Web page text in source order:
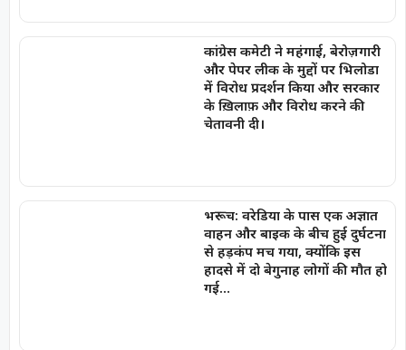
कांग्रेस कमेटी ने महंगाई, बेरोज़गारी
और पेपर लीक के मुद्दों पर भिलोडा
में विरोध प्रदर्शन किया और सरकार
के ख़िलाफ़ और विरोध करने की
चेतावनी दी।
भरूच: वरेडिया के पास एक अज्ञात
वाहन और बाइक के बीच हुई दुर्घटना
से हड़कंप मच गया, क्योंकि इस
हादसे में दो बेगुनाह लोगों की मौत हो
गई…